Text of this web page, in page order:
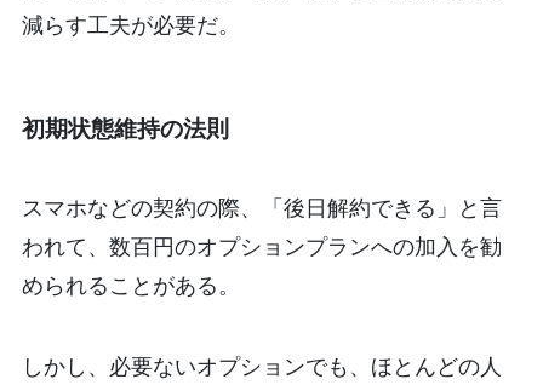
減らす工夫が必要だ。
初期状態維持の法則
スマホなどの契約の際、「後日解約できる」と言
われて、数百円のオプションプランへの加入を勧
められることがある。
しかし、必要ないオプションでも、ほとんどの人